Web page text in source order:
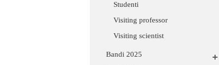
Studenti
Visiting professor
Visiting scientist
Bandi 2025